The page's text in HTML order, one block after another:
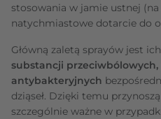
stosowania w jamie ustnej (na
natychmiastowe dotarcie do
Główną zaletą sprayów jest
substancji
antybakteryjnych
dziąseł. Dzięki temu
szczególnie ważne w